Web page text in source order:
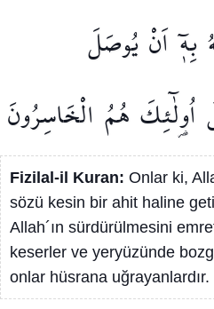
بِه۪ٓاَنْيُوصَلَ
اُو۬لٰٓئِكَ هُمُ الْخَاسِرُونَ
Fizilal-il Kuran: Onlar ki,
sözü kesin bir ahit haline
Allah´ın sürdürülmesini
keserler ve yeryüzünde
onlar hüsrana uğrayanlardır.